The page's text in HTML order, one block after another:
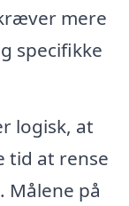
mere
specifikke
logisk, at
tid at rense
Målene på